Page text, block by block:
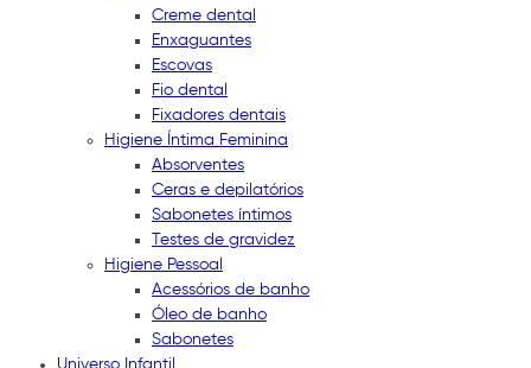
Creme dental
Enxaguantes
Escovas
Fio dental
Fixadores dentais
Higiene Íntima Feminina
Absorventes
Ceras e depilatórios
Sabonetes íntimos
Testes de gravidez
Higiene Pessoal
Acessórios de banho
Óleo de banho
Sabonetes
Universo Infantil